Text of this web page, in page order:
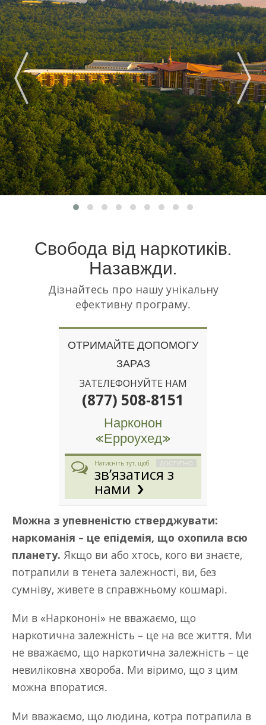
Свобода від наркотиків.
Назавжди.
Дізнайтесь про нашу унікальну
ефективну програму.
ОТРИМАЙТЕ ДОПОМОГУ
ЗАРАЗ
ЗАТЕЛЕФОНУЙТЕ НАМ
(877) 508-8151
Нарконон
«Ерроухед»
ДОСТУПНО
Натисніть тут, щоб
зв’язатися з
нами
Можна з упевненістю стверджувати:
наркоманія – це епідемія, що охопила всю
планету. Якщо ви або хтось, кого ви знаєте,
потрапили в тенета залежності, ви, без
сумніву, живете в справжньому кошмарі.
Ми в «Наркононі» не вважаємо, що
наркотична залежність – це на все життя. Ми
не вважаємо, що наркотична залежність – це
невиліковна хвороба. Ми віримо, що з цим
можна впоратися.
Ми вважаємо, що людина, котра потрапила в